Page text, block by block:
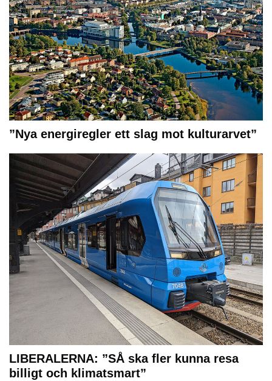
”Nya energiregler ett slag mot kulturarvet”
LIBERALERNA: ”SÅ ska fler kunna resa
billigt och klimatsmart”